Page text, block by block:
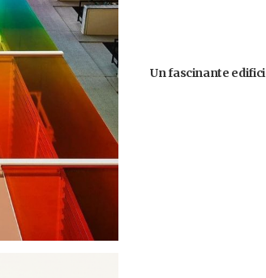
Un fascinante